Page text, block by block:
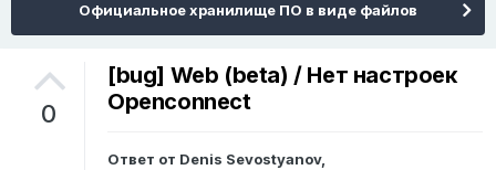
Официальное хранилище ПО в виде файлов
0
[bug] Web (beta) / Нет настроек
Openconnect
Ответ от Denis Sevostyanov,